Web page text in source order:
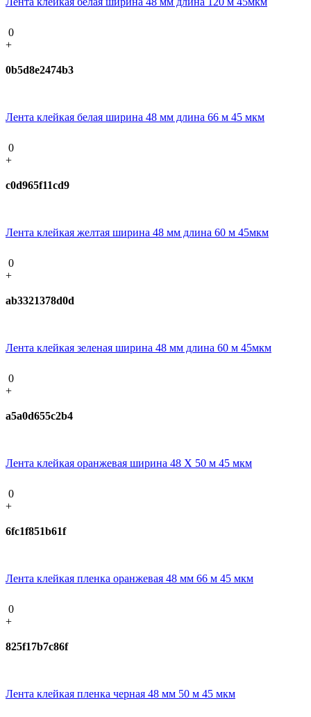
0
+
0b5d8e2474b3
Лента клейкая белая ширина 48 мм длина 66 м 45 мкм
0
+
c0d965f11cd9
Лента клейкая желтая ширина 48 мм длина 60 м 45мкм
0
+
ab3321378d0d
Лента клейкая зеленая ширина 48 мм длина 60 м 45мкм
0
+
a5a0d655c2b4
Лента клейкая оранжевая ширина 48 Х 50 м 45 мкм
0
+
6fc1f851b61f
Лента клейкая пленка оранжевая 48 мм 66 м 45 мкм
0
+
825f17b7c86f
Лента клейкая пленка черная 48 мм 50 м 45 мкм